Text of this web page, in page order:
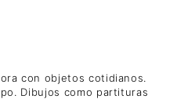
con objetos cotidianos.
Dibujos como partituras